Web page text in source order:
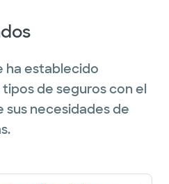
ha establecido
de seguros con el
necesidades de